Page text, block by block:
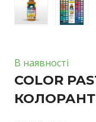
В наявності
COLOR